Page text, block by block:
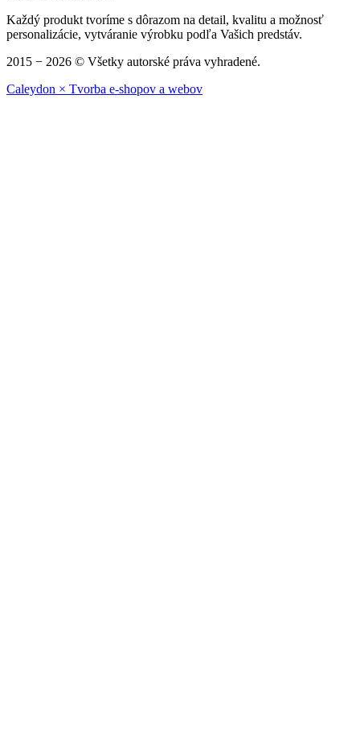
Každý produkt tvoríme s dôrazom na detail, kvalitu a možnosť
personalizácie, vytváranie výrobku podľa Vašich predstáv.
2015 − 2026 © Všetky autorské práva vyhradené.
Caleydon × Tvorba e-shopov a webov